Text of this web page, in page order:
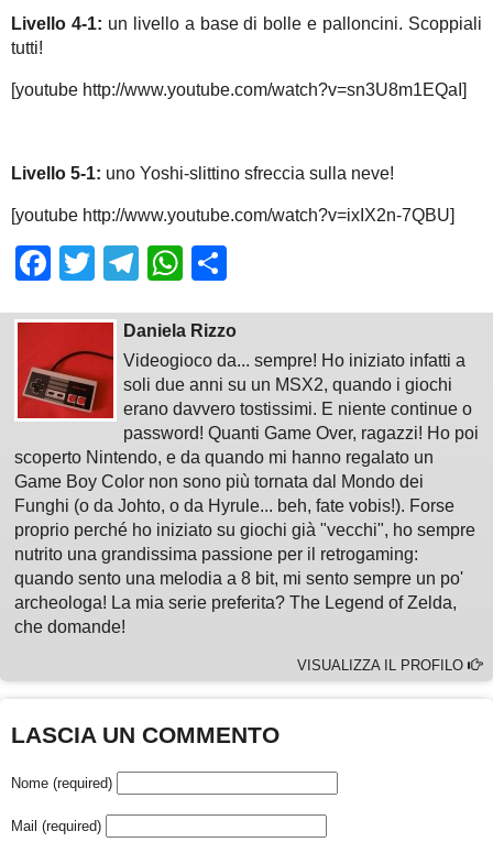
Livello 4-1: un livello a base di bolle e palloncini. Scoppiali
tutti!
[youtube http://www.youtube.com/watch?v=sn3U8m1EQaI]
Livello 5-1: uno Yoshi-slittino sfreccia sulla neve!
[youtube http://www.youtube.com/watch?v=ixIX2n-7QBU]
Facebook
TwitterTelegram
WhatsApp
Daniela Rizzo
Videogioco da... sempre! Ho iniziato infatti a
soli due anni su un MSX2, quando i giochi
erano davvero tostissimi. E niente continue o
password! Quanti Game Over, ragazzi! Ho poi
scoperto Nintendo, e da quando mi hanno regalato un
Game Boy Color non sono più tornata dal Mondo dei
Funghi (o da Johto, o da Hyrule... beh, fate vobis!). Forse
proprio perché ho iniziato su giochi già "vecchi", ho sempre
nutrito una grandissima passione per il retrogaming:
quando sento una melodia a 8 bit, mi sento sempre un po'
archeologa! La mia serie preferita? The Legend of Zelda,
che domande!
VISUALIZZA IL PROFILO
LASCIA UN COMMENTO
Nome (required)
Mail (required)